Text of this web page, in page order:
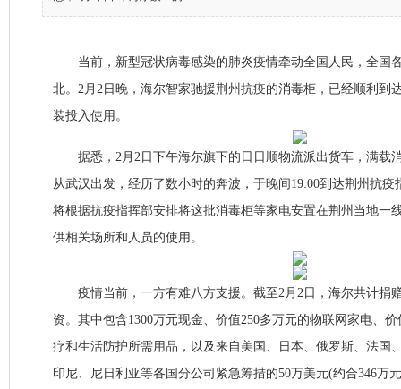
当前，新型冠状病毒感染的肺炎疫情牵动全国人民，全国
北。2月2日晚，海尔智家驰援荆州抗疫的消毒柜，已经顺利到
装投入使用。
据悉，2月2日下午海尔旗下的日日顺物流派出货车，满载
从武汉出发，经历了数小时的奔波，于晚间19:00到达荆州抗
将根据抗疫指挥部安排将这批消毒柜等家电安置在荆州当地一
供相关场所和人员的使用。
疫情当前，一方有难八方支援。截至2月2日，海尔共计捐
资。其中包含1300万元现金、价值250多万元的物联网家电、
疗和生活防护所需用品，以及来自美国、日本、俄罗斯、法国
印尼、尼日利亚等各国分公司紧急筹措的50万美元(约合346万